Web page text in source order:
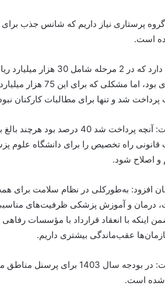
یکصد هزار پرستار و گروه پرستاری نیاز داریم که شانس جذب
است.
وی اضافه کرد: جامعه پرستاری 120 هزار میلیارد ریال مطالبه دارد
بیمه سلامت و 75 هزار میلیارد ریالی هم از صندوق ذخیره
راه تخصیص را برای دانشگاه علوم
و اصلاح شود.
افزود: به‌طورکلی در نظام سلامت برای
درمان و آموزش پزشکی ظرفیت‌های
با انعقاد قرارداد با مؤسسات
عقب‌ماندگی بیشتری داریم.
معاون پرستاری وزارت بهداشت، درمان و آموزش پزشکی گفت: در بودجه سال
شده است.